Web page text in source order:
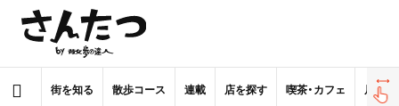
街を知る 散歩コース 連載 店を探す 喫茶・カフェ 居酒屋